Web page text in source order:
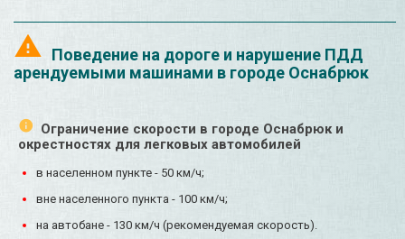
Поведение на дороге и нарушение ПДД
арендуемыми машинами в городе Оснабрюк
Ограничение скорости в городе Оснабрюк и
окрестностях для легковых автомобилей
в населенном пункте - 50 км/ч;
вне населенного пункта - 100 км/ч;
на автобане - 130 км/ч (рекомендуемая скорость).